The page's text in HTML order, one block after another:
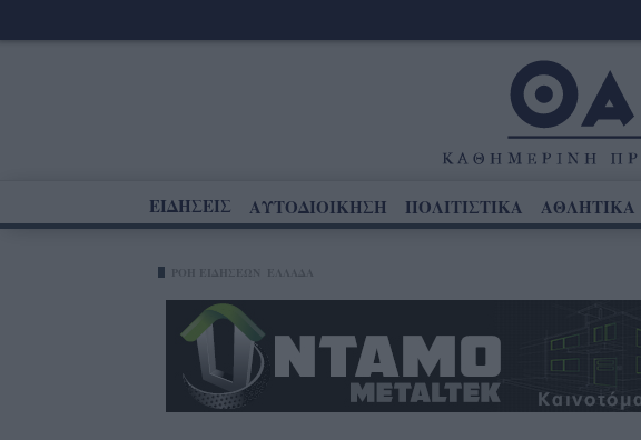
ΕΙΔΗΣΕΙΣ ΑΥΤΟΔΙΟΙΚΗΣΗ ΠΟΛΙΤΙΣΤΙΚΑ ΑΘΛΗΤΙΚΑ